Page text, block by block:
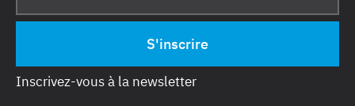
Inscrivez-vous à la newsletter